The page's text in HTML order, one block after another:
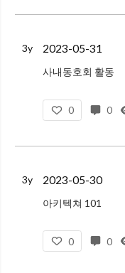
3y 2023-05-31
사내동호회 활동
특히 나는 미술에 대한 관
0 0
3y 2023-05-30
아키텍쳐 101
GitHub
0 0